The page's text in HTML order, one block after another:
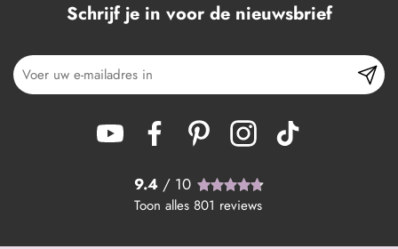
Schrijf je in voor de nieuwsbrief
9.4 / 10
Toon alles 801 reviews